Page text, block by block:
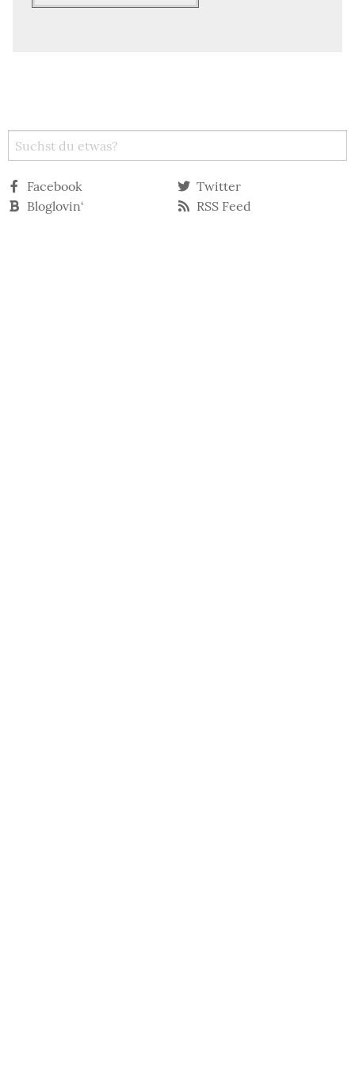
Facebook
Twitter
Bloglovin‘
RSS Feed